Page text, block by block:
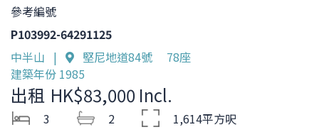
參考編號
P103992-64291125
中半山 |
堅尼地道84號 78座
建築年份 1985
出租 HK$83,000 Incl.
3 2
1,614平方呎